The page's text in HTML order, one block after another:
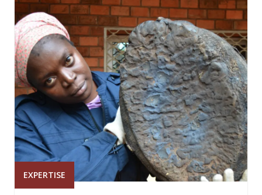
EXPERTISE